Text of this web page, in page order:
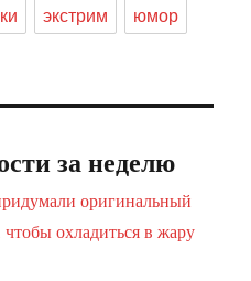
экстрим юмор
за неделю
оригинальный
чтобы охладиться в жару